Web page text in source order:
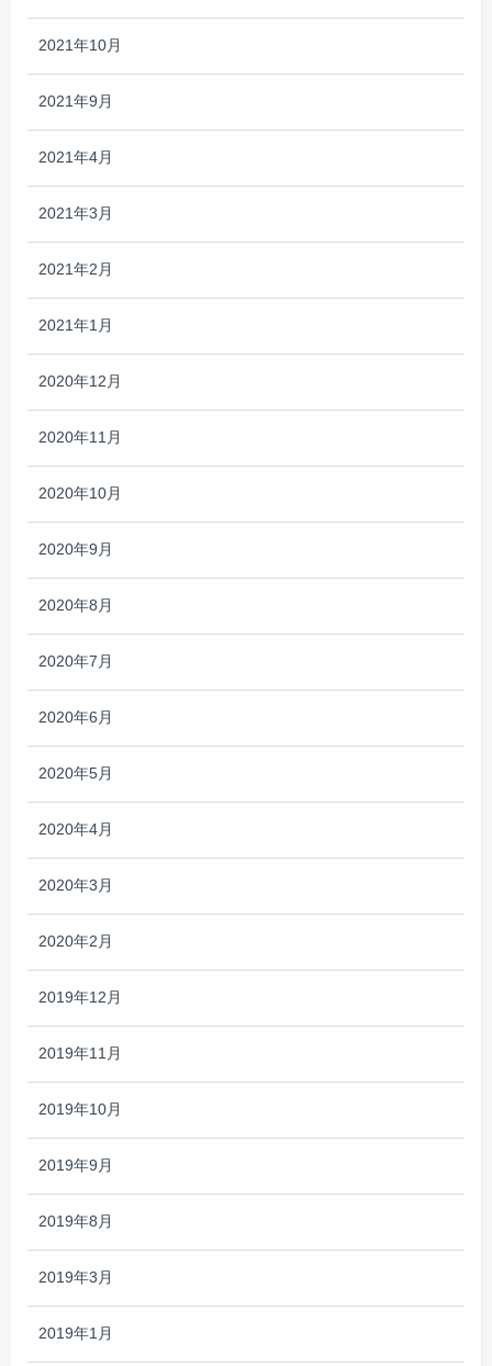
2021年10月
2021年9月
2021年4月
2021年3月
2021年2月
2021年1月
2020年12月
2020年11月
2020年10月
2020年9月
2020年8月
2020年7月
2020年6月
2020年5月
2020年4月
2020年3月
2020年2月
2019年12月
2019年11月
2019年10月
2019年9月
2019年8月
2019年3月
2019年1月